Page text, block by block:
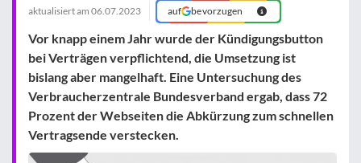
aktualisiert am 06.07.2023 auf bevorzugen
Vor knapp einem Jahr wurde der Kündigungsbutton
bei Verträgen verpflichtend, die Umsetzung ist
bislang aber mangelhaft. Eine Untersuchung des
Verbraucherzentrale Bundesverband ergab, dass 72
Prozent der Webseiten die Abkürzung zum schnellen
Vertragsende verstecken.